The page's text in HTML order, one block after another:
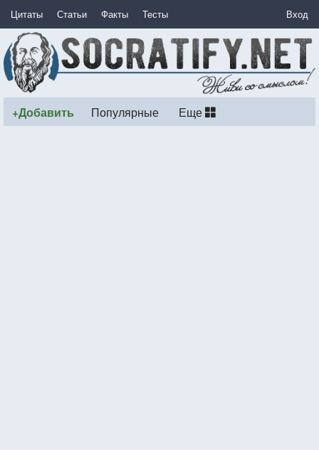
Цитаты Статьи Факты Тесты Вход
+Добавить Популярные Еще